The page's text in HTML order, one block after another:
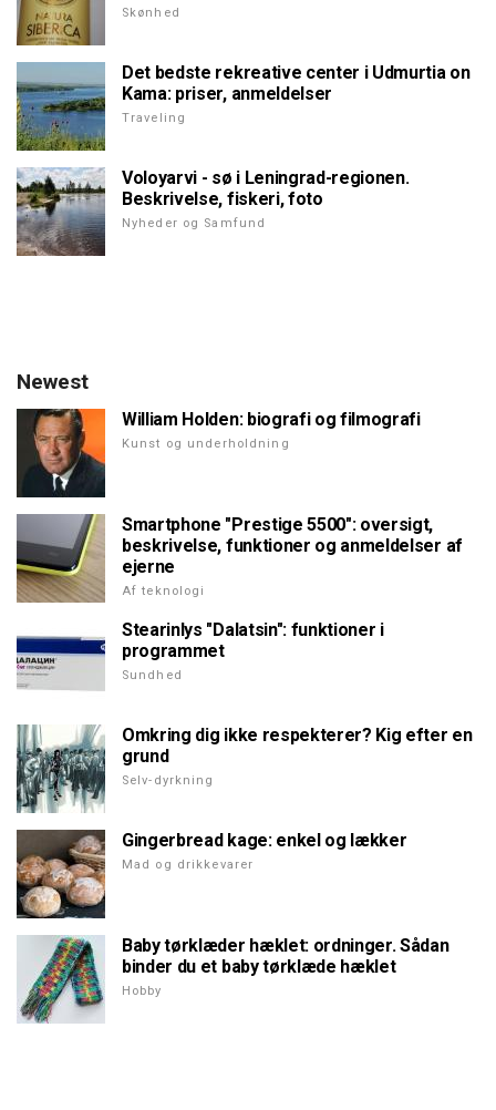
Skønhed
Det bedste rekreative center i Udmurtia on
Kama: priser, anmeldelser
Traveling
Voloyarvi - sø i Leningrad-regionen.
Beskrivelse, fiskeri, foto
Nyheder og Samfund
Newest
William Holden: biografi og filmografi
Kunst og underholdning
Smartphone "Prestige 5500": oversigt,
beskrivelse, funktioner og anmeldelser af
ejerne
Af teknologi
Stearinlys "Dalatsin": funktioner i
programmet
Sundhed
Omkring dig ikke respekterer? Kig efter en
grund
Selv-dyrkning
Gingerbread kage: enkel og lækker
Mad og drikkevarer
Baby tørklæder hæklet: ordninger. Sådan
binder du et baby tørklæde hæklet
Hobby